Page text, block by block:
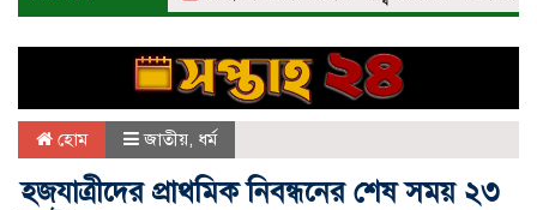
হোম জাতীয়, ধর্ম
হজযাত্রীদের প্রাথমিক নিবন্ধনের শেষ সময় ২৩